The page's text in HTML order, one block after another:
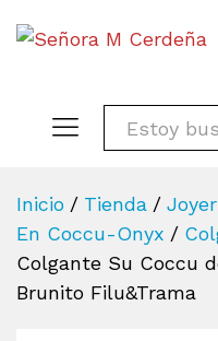
Inicio / Tienda /
En Coccu-Onyx /
Colgante Su Coccu
Brunito Filu&Trama